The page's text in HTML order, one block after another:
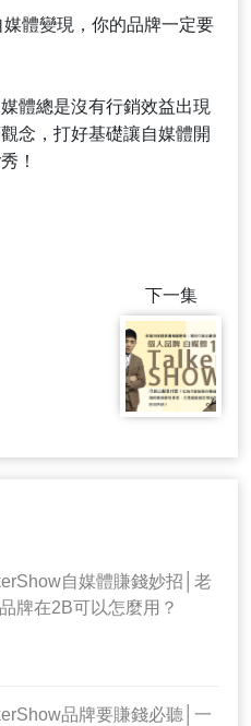
體變現，你的品牌一定要
體總是沒有行銷效益出現
念，打好基礎讓自媒體開
！
下一集
自媒體賺錢妙招│老
牌在2B可以怎麼用？
品牌要賺錢必聽│一